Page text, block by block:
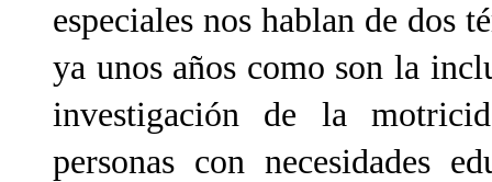
especiales nos hablan de dos
ya unos años como son la
investigación de la
personas con necesidades